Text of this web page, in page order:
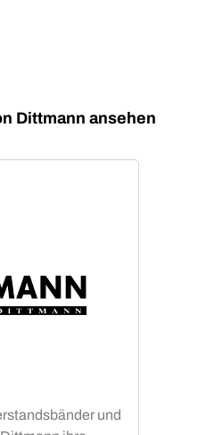
Dittmann ansehen
und